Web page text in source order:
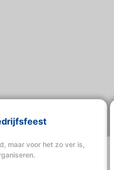
maar voor het zo ver is,